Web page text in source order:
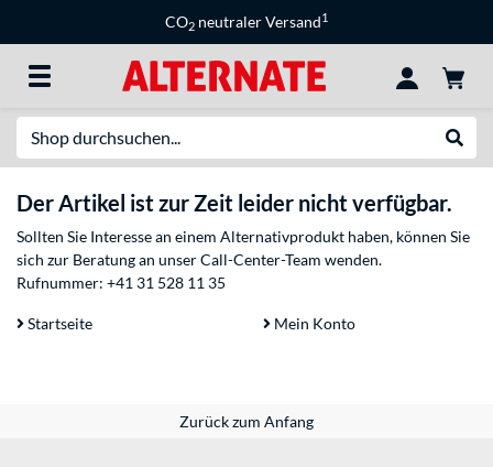
CO2 neutraler Versand1
Der Artikel ist zur Zeit leider nicht verfügbar.
Sollten Sie Interesse an einem Alternativprodukt haben, können Sie
sich zur Beratung an unser Call-Center-Team wenden.
Rufnummer: +41 31 528 11 35
Startseite Mein Konto
Zurück zum Anfang